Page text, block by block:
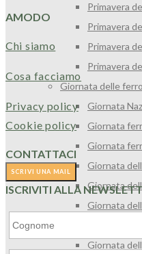
Primavera
Primavera
Primavera
Primavera
Giornata delle
Giornata
Giornata
Giornata
Giornata
Giornata
Giornata
Giornata
Giornata
AMODO
Chi siamo
Cosa facciamo
Privacy policy
Cookie policy
CONTATTACI
ISCRIVITI ALLA